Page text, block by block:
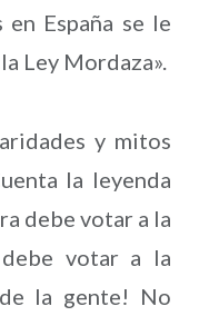
en España se le
Ley Mordaza».
y mitos
la leyenda
debe votar a la
votar a la
la gente! No